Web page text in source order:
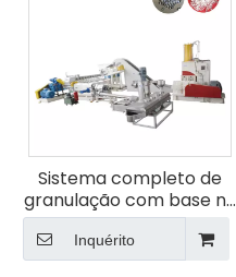
Sistema completo de
granulação com base no
processo Premix por
Banbury Mixerkneader
Inquérito